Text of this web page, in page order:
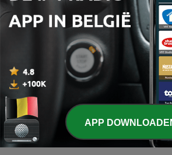
14 feb. 2022
97 -
Як 16-річна дівчина зганьбила
обійшла навколо світу
96 - Занзібар — чому це філіал раю на
24 jan. 2022
-
Як подорожує Санта Клаус та
Новий рік
10 jan. 2022
APP